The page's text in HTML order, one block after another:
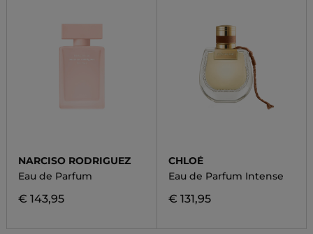
NARCISO RODRIGUEZ
Eau de Parfum
€ 143,95
CHLOÉ
Eau de Parfum Intense
€ 131,95